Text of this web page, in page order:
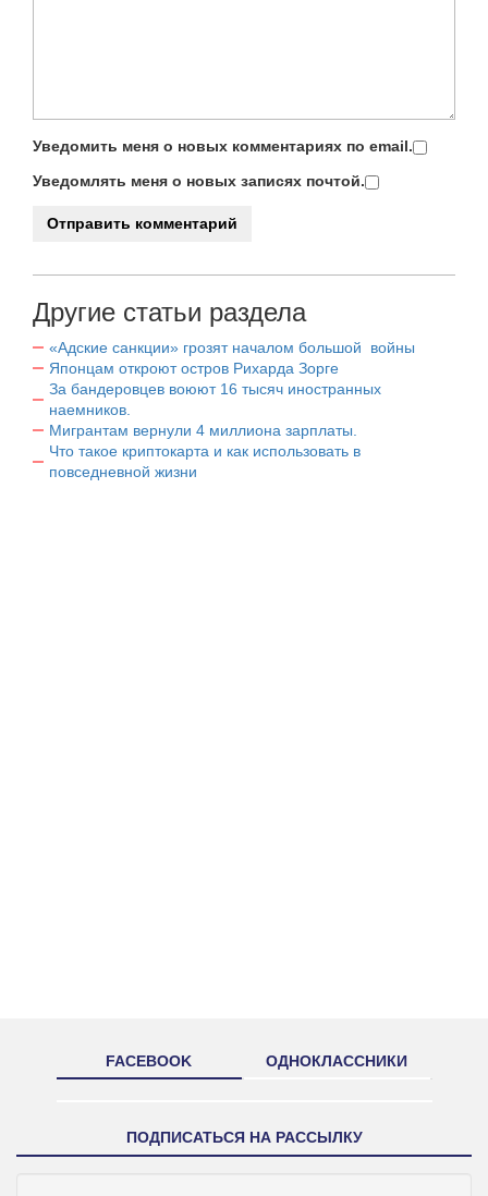
Уведомить меня о новых комментариях по email.
Уведомлять меня о новых записях почтой.
Другие статьи раздела
«Адские санкции» грозят началом большой войны
Японцам откроют остров Рихарда Зорге
За бандеровцев воюют 16 тысяч иностранных
наемников.
Мигрантам вернули 4 миллиона зарплаты.
Что такое криптокарта и как использовать в
повседневной жизни
FACEBOOK ОДНОКЛАССНИКИ
ПОДПИСАТЬСЯ НА РАССЫЛКУ